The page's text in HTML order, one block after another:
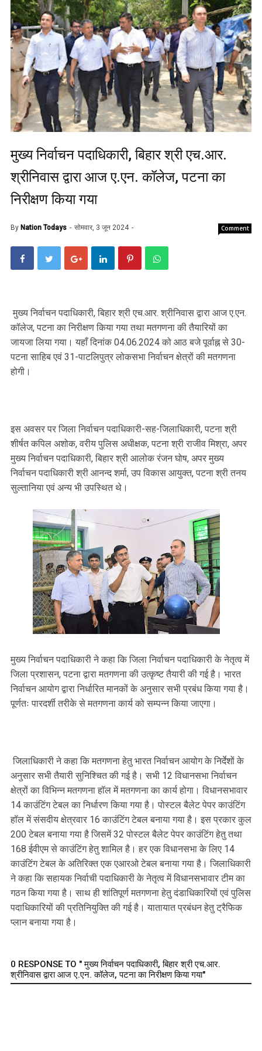
मुख्य निर्वाचन पदाधिकारी, बिहार श्री एच.आर.
श्रीनिवास द्वारा आज ए.एन. कॉलेज, पटना का
निरीक्षण किया गया
By Nation Todays सोमवार, 3 जून 2024 Comment
मुख्य निर्वाचन पदाधिकारी, बिहार श्री एच.आर. श्रीनिवास द्वारा आज ए.एन.
कॉलेज, पटना का निरीक्षण किया गया तथा मतगणना की तैयारियों का
जायजा लिया गया। यहाँ दिनांक 04.06.2024 को आठ बजे पूर्वाह्न से 30-
पटना साहिब एवं 31-पाटलिपुत्र लोकसभा निर्वाचन क्षेत्रों की मतगणना
होगी।
इस अवसर पर जिला निर्वाचन पदाधिकारी-सह-जिलाधिकारी, पटना श्री
शीर्षत कपिल अशोक, वरीय पुलिस अधीक्षक, पटना श्री राजीव मिश्रा, अपर
मुख्य निर्वाचन पदाधिकारी, बिहार श्री आलोक रंजन घोष, अपर मुख्य
निर्वाचन पदाधिकारी श्री आनन्द शर्मा, उप विकास आयुक्त, पटना श्री तनय
सुल्तानिया एवं अन्य भी उपस्थित थे।
मुख्य निर्वाचन पदाधिकारी ने कहा कि जिला निर्वाचन पदाधिकारी के नेतृत्व में
जिला प्रशासन, पटना द्वारा मतगणना की उत्कृष्ट तैयारी की गई है। भारत
निर्वाचन आयोग द्वारा निर्धारित मानकों के अनुसार सभी प्रबंध किया गया है।
पूर्णतः पारदर्शी तरीके से मतगणना कार्य को सम्पन्न किया जाएगा।
जिलाधिकारी ने कहा कि मतगणना हेतु भारत निर्वाचन आयोग के निर्देशों के
अनुसार सभी तैयारी सुनिश्चित की गई है। सभी 12 विधानसभा निर्वाचन
क्षेत्रों का विभिन्न मतगणना हॉल में मतगणना का कार्य होगा। विधानसभावार
14 काउंटिंग टेबल का निर्धारण किया गया है। पोस्टल बैलेट पेपर काउंटिंग
हॉल में संसदीय क्षेत्रवार 16 काउंटिंग टेबल बनाया गया है। इस प्रकार कुल
200 टेबल बनाया गया है जिसमें 32 पोस्टल बैलेट पेपर काउंटिंग हेतु तथा
168 ईवीएम से काउंटिंग हेतु शामिल है। हर एक विधानसभा के लिए 14
काउंटिंग टेबल के अतिरिक्त एक एआरओ टेबल बनाया गया है। जिलाधिकारी
ने कहा कि सहायक निर्वाची पदाधिकारी के नेतृत्व में विधानसभावार टीम का
गठन किया गया है। साथ ही शांतिपूर्ण मतगणना हेतु दंडाधिकारियों एवं पुलिस
पदाधिकारियों की प्रतिनियुक्ति की गई है। यातायात प्रबंधन हेतु ट्रैफिक
प्लान बनाया गया है।
0 RESPONSE TO " मुख्य निर्वाचन पदाधिकारी, बिहार श्री एच.आर.
श्रीनिवास द्वारा आज ए.एन. कॉलेज, पटना का निरीक्षण किया गया"